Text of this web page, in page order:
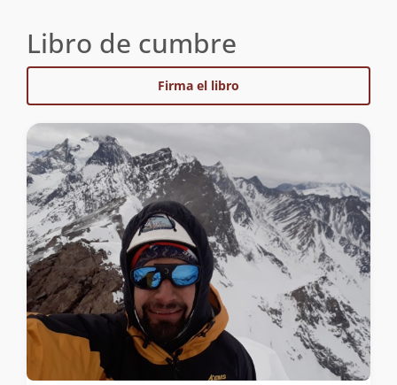
Libro de cumbre
Firma el libro